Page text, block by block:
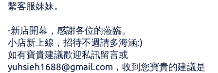
繫客服妹妹。
-新店開幕，感謝各位的蒞臨。
小店新上線，招待不週請多海涵:)
如有寶貴建議歡迎私訊留言或
yuhsieh1688@gmail.com，收到您寶貴的建議是